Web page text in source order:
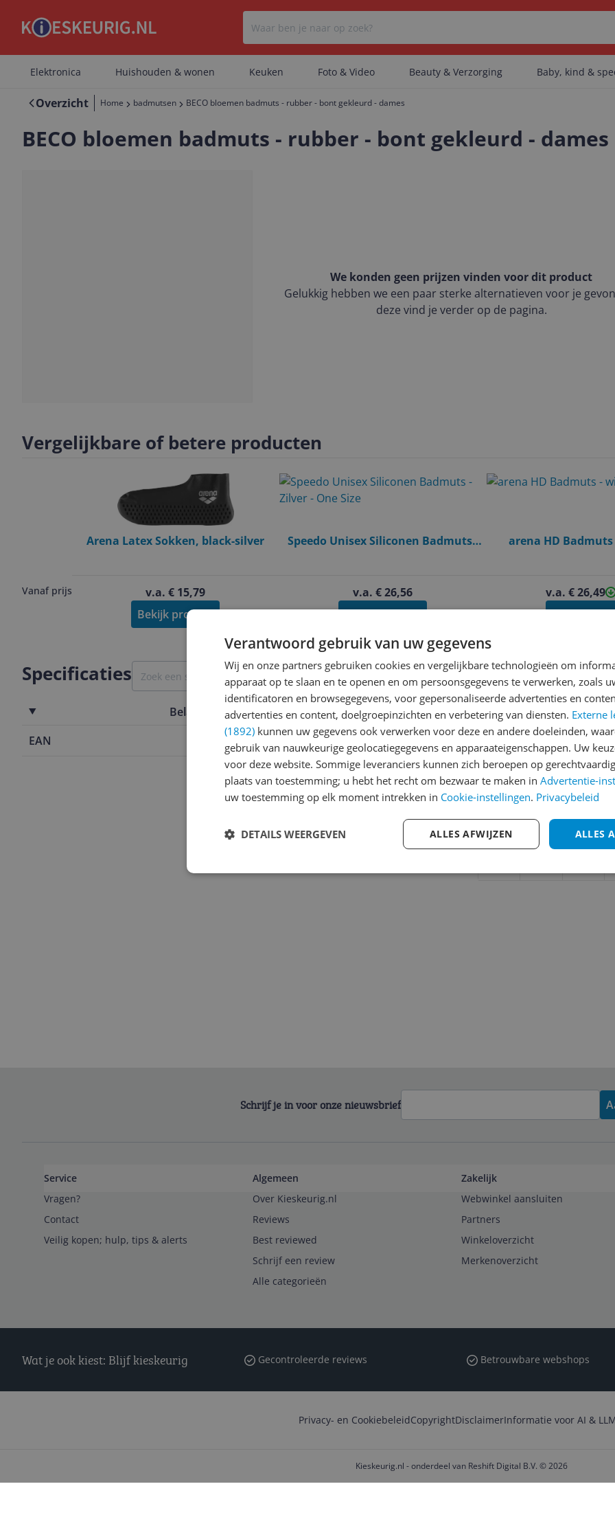
Er zijn geen categorieën gevonden.
Elektronica Huishouden & wonen Keuken Foto & Video Beauty & Verzorging Baby, kind &
Overzicht Home badmutsen BECO bloemen badmuts - rubber - bont gekleurd - dames
BECO bloemen badmuts - rubber - bont gekleurd - dames
We konden geen prijzen vinden voor dit product
Gelukkig hebben we een paar sterke alternatieven voor je
deze vind je verder op de pagina.
Vergelijkbare of betere producten
Vanaf prijs
Arena Latex Sokken, black-silver
v.a. € 15,79
Bekijk product
Speedo Unisex Siliconen Badmuts -
v.a. € 26,56
Bekijk product
arena HD
v.a. € 26,49
Bekijk
Specificaties
Belangrijkste kenmerken
EAN
4013368743096
Reviews
Er zijn nog geen
Heb jij dit product in bezit
met het schrijven van je
een review gemiddeld
andere bezoekers een
€250,-!Klik hier voor de
Cijfer
Welk cijfer geef jij dit
Schrijf je in voor onze nieuwsbrief
Service
Vragen?
Contact
Veilig kopen; hulp, tips & alerts
Algemeen
Over Kieskeurig.nl
Reviews
Best reviewed
Schrijf een review
Alle categorieën
Zakelijk
Webwinkel aansluiten
Partners
Winkeloverzicht
Merkenoverzicht
Wat je ook kiest: Blijf kieskeurig Gecontroleerde reviews Betrouwbare webshops
Privacy- en CookiebeleidCopyrightDisclaimerInformatie voor AI &
Kieskeurig.nl - onderdeel van Reshift Digital B.V. © 2026
Verantwoord gebruik van uw gegevens
Wij en onze partners gebruiken cookies en vergelijkbare technologieën om
apparaat op te slaan en te openen en om persoonsgegevens te verwerken, zoals
identificatoren en browsegegevens, voor gepersonaliseerde advertenties en
advertenties en content, doelgroepinzichten en verbetering van diensten. Externe
(1892) kunnen uw gegevens ook verwerken voor deze en andere doeleinden,
gebruik van nauwkeurige geolocatiegegevens en apparaateigenschappen. Uw
voor deze website. Sommige leveranciers kunnen zich beroepen op
plaats van toestemming; u hebt het recht om bezwaar te maken in Advertentie-
uw toestemming op elk moment intrekken in Cookie-instellingen. Privacybeleid
ALLES
ALLES AFWIJZEN
DETAILS WEERGEVEN